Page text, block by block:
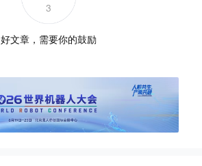
3
好文章，需要你的鼓励